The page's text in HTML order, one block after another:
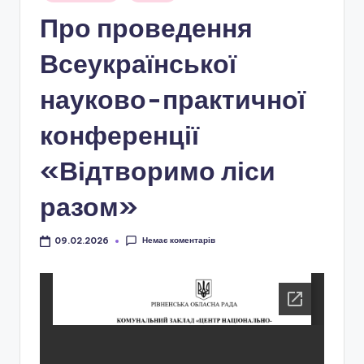
і
о
н
л
ь
н
-
п
р
Про проведення
Всеукраїнської
науково-практичної
конференції
«Відтворимо ліси
разом»
09.02.2026 Немає коментарів